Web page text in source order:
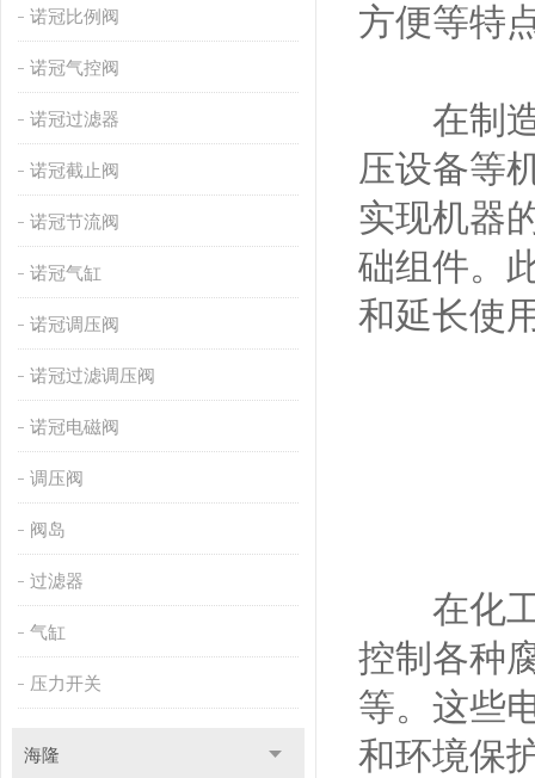
诺冠比例阀
诺冠气控阀
诺冠过滤器
诺冠截止阀
诺冠节流阀
诺冠气缸
诺冠调压阀
诺冠过滤调压阀
诺冠电磁阀
调压阀
阀岛
过滤器
气缸
压力开关
海隆
方便等特
在制造
压设备等
实现机器
础组件。
和延长使
在化工
控制各种
等。这些
和环境保